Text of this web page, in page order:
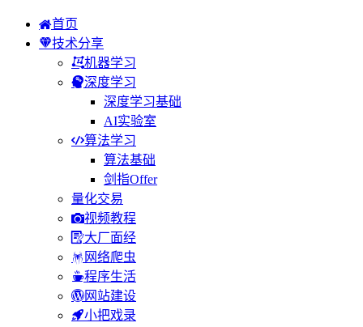
首页
技术分享
机器学习
深度学习
深度学习基础
AI实验室
算法学习
算法基础
剑指Offer
量化交易
视频教程
大厂面经
网络爬虫
程序生活
网站建设
小把戏录